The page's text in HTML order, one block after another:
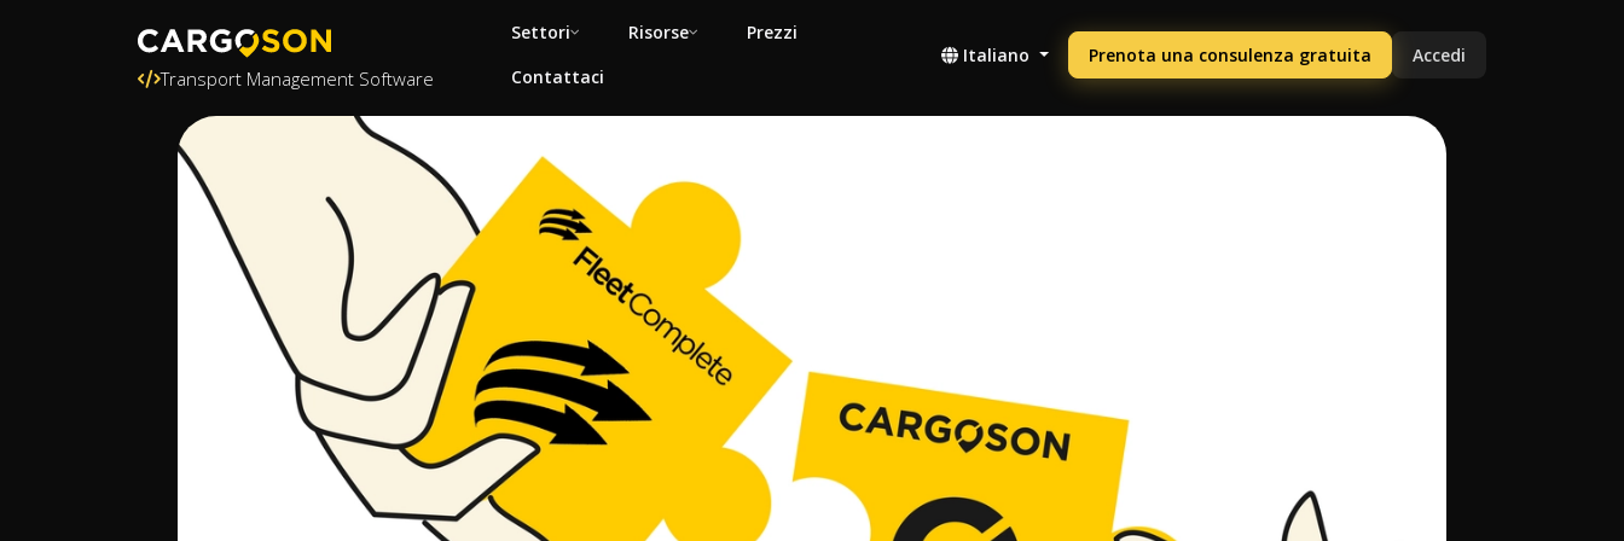
Transport Management Software
Settori Risorse
Prezzi
Contattaci
Italiano Prenota una consulenza gratuita Accedi